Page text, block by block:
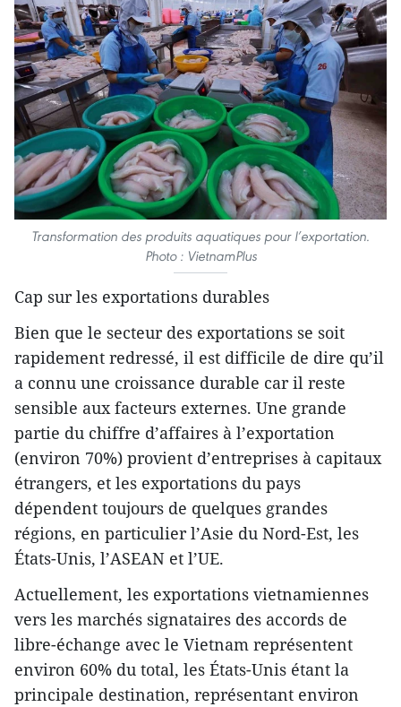
Transformation des produits aquatiques pour l’exportation.
Photo : VietnamPlus
Cap sur les exportations durables
Bien que le secteur des exportations se soit
rapidement redressé, il est difficile de dire qu’il
a connu une croissance durable car il reste
sensible aux facteurs externes. Une grande
partie du chiffre d’affaires à l’exportation
(environ 70%) provient d’entreprises à capitaux
étrangers, et les exportations du pays
dépendent toujours de quelques grandes
régions, en particulier l’Asie du Nord-Est, les
États-Unis, l’ASEAN et l’UE.
Actuellement, les exportations vietnamiennes
vers les marchés signataires des accords de
libre-échange avec le Vietnam représentent
environ 60% du total, les États-Unis étant la
principale destination, représentant environ